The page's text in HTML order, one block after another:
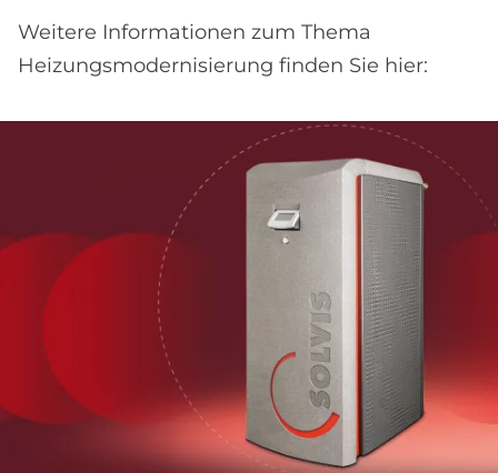
Weitere Informationen zum Thema
Heizungsmodernisierung finden Sie hier: